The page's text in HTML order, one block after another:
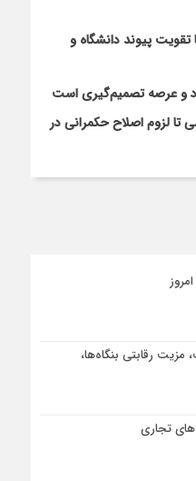
تقویت پیوند دانشگاه و
و عرصه تصمیم‌گیری است
تا لزوم اصلاح حکمرانی در
رقابتی بنگاه‌ها،
تجاری